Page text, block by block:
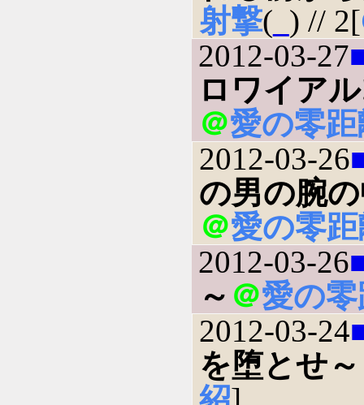
射撃( ) // 2[
2012-03-27
ロワイア
＠愛の零
2012-03-26
の男の腕
＠愛の零
2012-03-26
～ ＠愛の
2012-03-24
を堕とせ～